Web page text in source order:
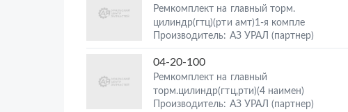
Ремкомплект на главный торм.
цилиндр(гтц)(рти амт)1-я компле
Производитель: АЗ УРАЛ (партнер)
04-20-100
Ремкомплект на главный
торм.цилиндр(гтц,рти)(4 наимен)
Производитель: АЗ УРАЛ (партнер)